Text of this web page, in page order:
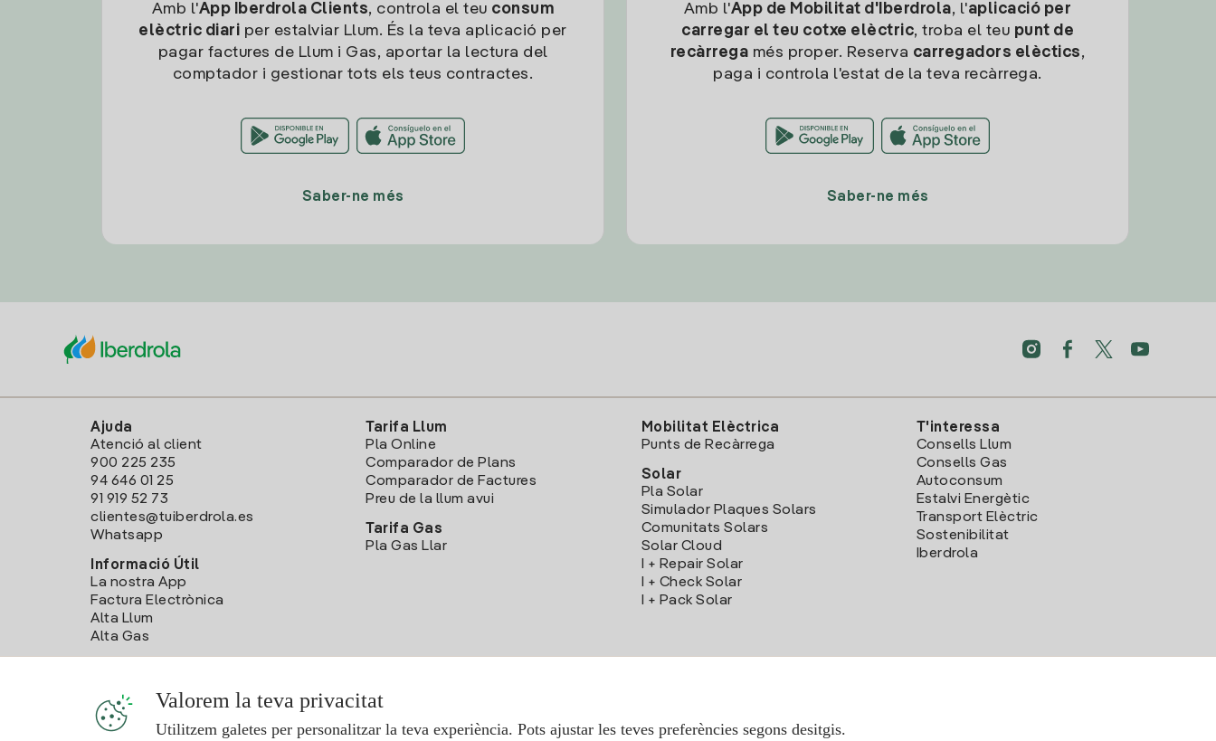
Amb l'App Iberdrola Clients, controla el teu consum
elèctric diari per estalviar Llum. És la teva aplicació per
pagar factures de Llum i Gas, aportar la lectura del
comptador i gestionar tots els teus contractes.
Saber-ne més
Amb l'App de Mobilitat d'Iberdrola, l'aplicació per
carregar el teu cotxe elèctric, troba el teu punt de
recàrrega més proper. Reserva carregadors elèctics,
paga i controla l'estat de la teva recàrrega.
Saber-ne més
Ajuda
Atenció al client
900 225 235
94 646 01 25
91 919 52 73
clientes@tuiberdrola.es
Whatsapp
Informació Útil
La nostra App
Factura Electrònica
Alta Llum
Alta Gas
Tarifa Llum
Pla Online
Comparador de Plans
Comparador de Factures
Preu de la llum avui
Tarifa Gas
Pla Gas Llar
Mobilitat Elèctrica
Punts de Recàrrega
Solar
Pla Solar
Simulador Plaques Solars
Comunitats Solars
Solar Cloud
I + Repair Solar
I + Check Solar
I + Pack Solar
T'interessa
Consells Llum
Consells Gas
Autoconsum
Estalvi Energètic
Transport Elèctric
Sostenibilitat
Iberdrola
Valorem la teva privacitat
Utilitzem galetes per personalitzar la teva experiència. Pots ajustar les teves preferències segons desitgis.